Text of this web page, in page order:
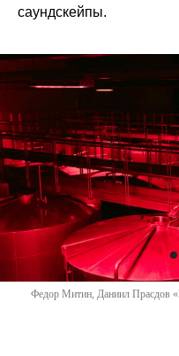
саундскейпы.
Федор Митин, Даниил Прасдов